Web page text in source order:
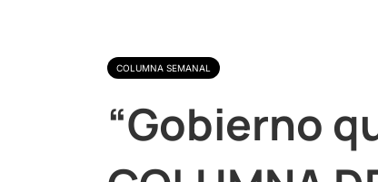
COLUMNA SEMANAL
“Gobierno